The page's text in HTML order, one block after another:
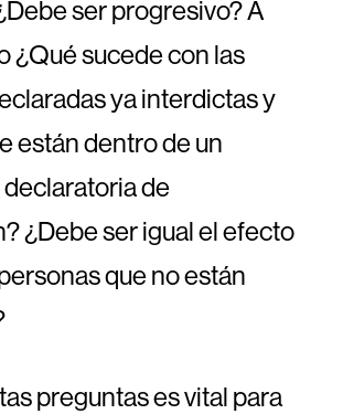
ser progresivo? A
¿Qué sucede con las
ya interdictas y
están dentro de un
de
¿Debe ser igual el efecto
que no están
preguntas es vital para